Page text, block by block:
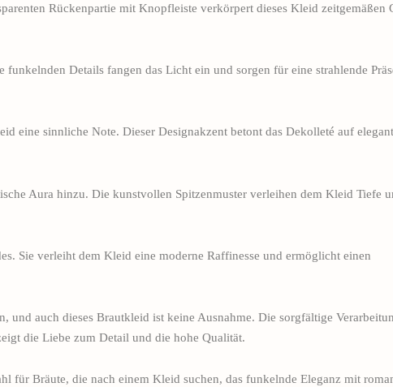
Rückenpartie mit Knopfleiste verkörpert dieses Kleid zeitgemäßen
Details fangen das Licht ein und sorgen für eine strahlende
eine sinnliche Note. Dieser Designakzent betont das Dekolleté auf
Aura hinzu. Die kunstvollen Spitzenmuster verleihen dem Kleid Tiefe
Sie verleiht dem Kleid eine moderne Raffinesse und ermöglicht einen
auch dieses Brautkleid ist keine Ausnahme. Die sorgfältige
die Liebe zum Detail und die hohe Qualität.
für Bräute, die nach einem Kleid suchen, das funkelnde Eleganz mit